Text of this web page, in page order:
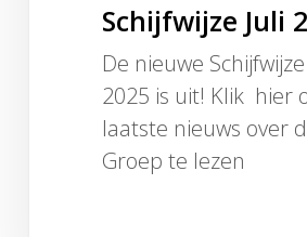
Schijfwijze Juli
De nieuwe
2025 is uit! Klik hier
laatste nieuws over
Groep te lezen